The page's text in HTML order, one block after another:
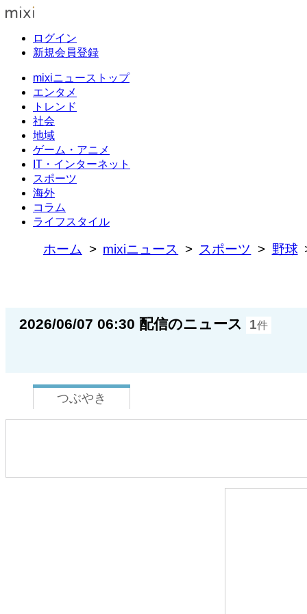
ログイン
新規会員登録
mixiニューストップ
エンタメ
トレンド
社会
地域
ゲーム・アニメ
IT・インターネット
スポーツ
海外
コラム
ライフスタイル
ホーム mixiニュース スポーツ 野球
2026/06/07 06:30 配信のニュース 1件
つぶやき